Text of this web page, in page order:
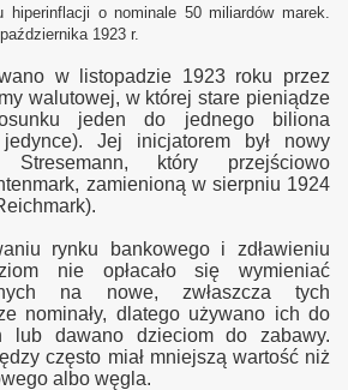
hiperinflacji o nominale 50 miliardów marek.
1923 r.
w listopadzie 1923 roku przez
walutowej, w której stare pieniądze
jeden do jednego biliona
Jej inicjatorem był nowy
Stresemann, który przejściowo
zamienioną w sierpniu 1924
rynku bankowego i zdławieniu
nie opłacało się wymieniać
na nowe, zwłaszcza tych
nominały, dlatego używano ich do
lub dawano dzieciom do zabawy.
często miał mniejszą wartość niż
albo węgla.